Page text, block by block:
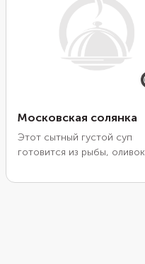
Московская солянка
Этот сытный густой суп
готовится из рыбы,
маринованных